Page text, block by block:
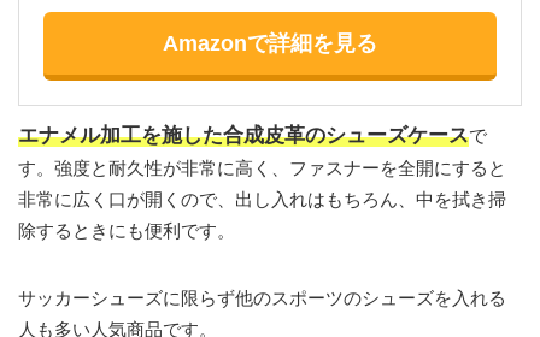
Amazonで詳細を見る
エナメル加工を施した合成皮革のシューズケースで
す。強度と耐久性が非常に高く、ファスナーを全開にすると
非常に広く口が開くので、出し入れはもちろん、中を拭き掃
除するときにも便利です。
サッカーシューズに限らず他のスポーツのシューズを入れる
人も多い人気商品です。